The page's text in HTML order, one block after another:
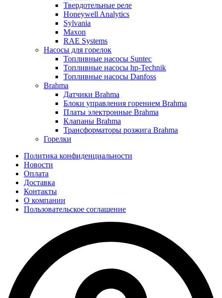
Твердотельные реле
Honeywell Analytics
Sylvania
Maxon
RAE Systems
Насосы для горелок
Топливные насосы Suntec
Топливные насосы hp-Technik
Топливные насосы Danfoss
Brahma
Датчики Brahma
Блоки управления горением Brahma
Платы электронные Brahma
Клапаны Brahma
Трансформаторы розжига Brahma
Горелки
Политика конфиденциальности
Новости
Оплата
Доставка
Контакты
О компании
Пользовательское соглашение